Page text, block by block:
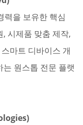
력을 보유한 핵심
시제품 맞춤 제작,
마트 디바이스 개
원스톱 전문 플랫
)